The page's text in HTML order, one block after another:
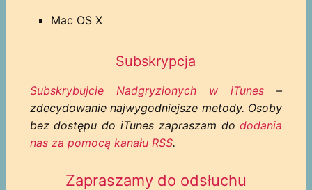
Mac OS X
Subskrypcja
Subskrybujcie Nadgryzionych w iTunes –
zdecydowanie najwygodniejsze metody. Osoby
bez dostępu do iTunes zapraszam dododania
nas za pomocą kanału RSS.
Zapraszamy do odsłuchu